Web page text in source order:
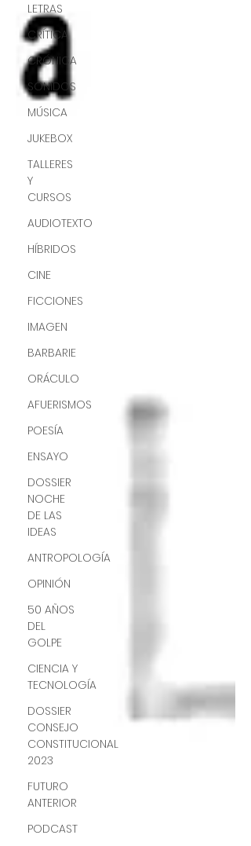
LETRAS
CRÍTICA
CRÓNICA
SONIDOS
MÚSICA
JUKEBOX
TALLERES
Y
CURSOS
AUDIOTEXTO
HÍBRIDOS
CINE
FICCIONES
IMAGEN
BARBARIE
ORÁCULO
AFUERISMOS
POESÍA
ENSAYO
DOSSIER
NOCHE
DE LAS
IDEAS
ANTROPOLOGÍA
OPINIÓN
50 AÑOS
DEL
GOLPE
CIENCIA Y
TECNOLOGÍA
DOSSIER
CONSEJO
CONSTITUCIONAL
2023
FUTURO
ANTERIOR
PODCAST